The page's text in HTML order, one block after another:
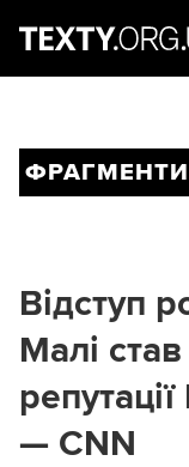
ФРАГМЕНТИ
Відступ
Малі
— CNN